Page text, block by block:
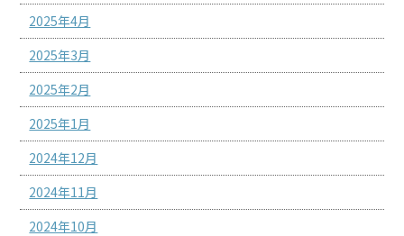
2025年4月
2025年3月
2025年2月
2025年1月
2024年12月
2024年11月
2024年10月